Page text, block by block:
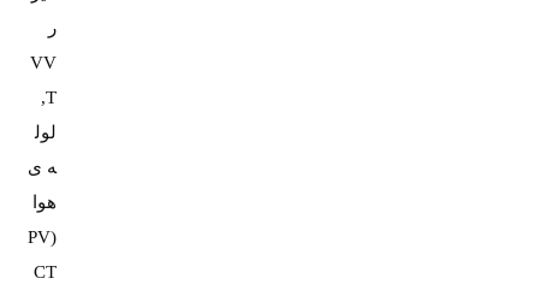
ر
VV
T,
لول
ه ی
هوا
(PV
CT